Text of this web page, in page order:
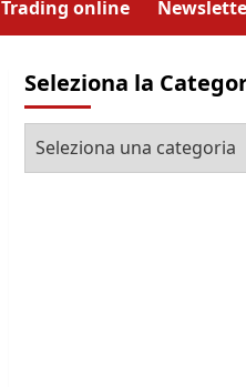
Trading online
Seleziona la
Seleziona
la